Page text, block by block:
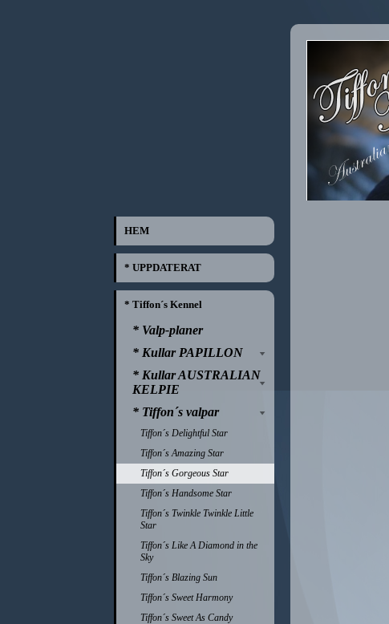
HEM
* UPPDATERAT
* Tiffon´s Kennel
* Valp-planer
* Kullar PAPILLON
* Kullar AUSTRALIAN
KELPIE
* Tiffon´s valpar
Tiffon´s Delightful Star
Tiffon´s Amazing Star
Tiffon´s Gorgeous Star
Tiffon´s Handsome Star
Tiffon´s Twinkle Twinkle Little
Star
Tiffon´s Like A Diamond in the
Sky
Tiffon´s Blazing Sun
Tiffon´s Sweet Harmony
Tiffon´s Sweet As Candy